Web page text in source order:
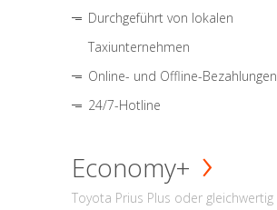
Durchgeführt von lokalen
Taxiunternehmen
Online- und Offline-Bezahlungen
24/7-Hotline
Economy+
Toyota Prius Plus oder gleichwertig